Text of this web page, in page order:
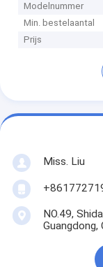
Modelnummer
Min. bestelaantal
Prijs
Miss. Liu
NO.49,
Guangdong,